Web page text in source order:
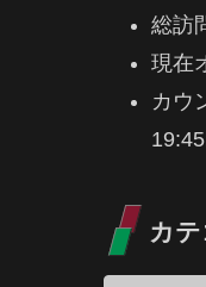
総訪
現在
カウ
カ